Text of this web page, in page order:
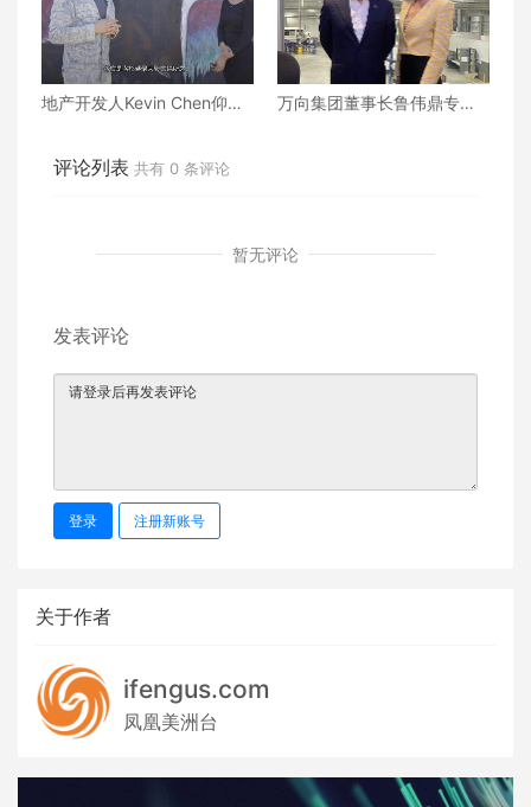
地产开发人Kevin Chen仰韶
万向集团董事长鲁伟鼎专访
评论列表 共有 0 条评论
暂无评论
发表评论
登录 注册新账号
关于作者
ifengus.com
凤凰美洲台